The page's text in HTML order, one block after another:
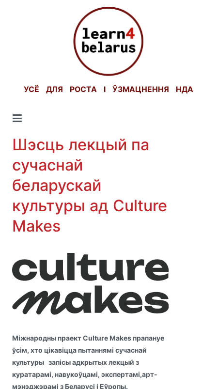
УСЁ ДЛЯ РОСТА І ЎЗМАЦНЕННЯ НДА
Шэсць лекцый па
сучаснай
беларускай
культуры ад Culture
Makes
Міжнародны праект Culture Makes прапануе
ўсім, хто цікавіцца пытаннямі сучаснай
культуры запісы адкрытых лекцый з
куратарамі, навукоўцамі, экспертамі,арт-
мэнэджэрамі з Беларусі і Еўропы.